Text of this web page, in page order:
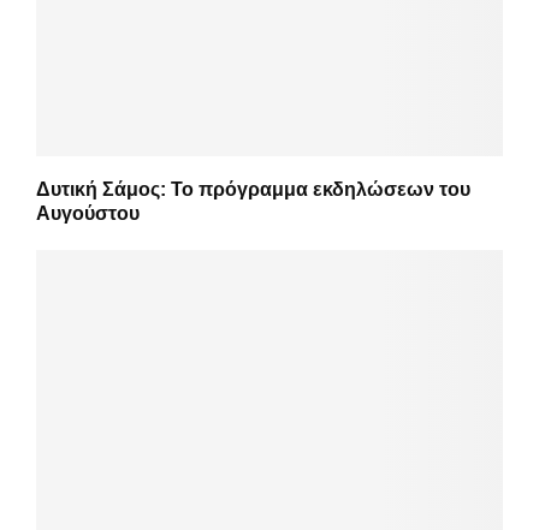
Δυτική Σάμος: Το πρόγραμμα εκδηλώσεων του
Αυγούστου